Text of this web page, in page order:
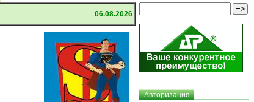
06.08.2026
Авторизация